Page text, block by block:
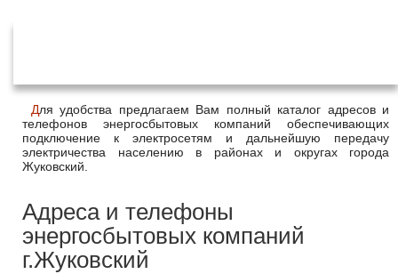
Для удобства предлагаем Вам полный каталог адресов и
телефонов энергосбытовых компаний обеспечивающих
подключение к электросетям и дальнейшую передачу
электричества населению в районах и округах города
Жуковский.
Адреса и телефоны
энергосбытовых компаний
г.Жуковский